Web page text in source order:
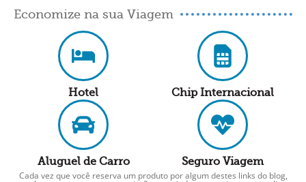
Economize na sua Viagem
Hotel Chip Internacional
Aluguel de Carro Seguro Viagem
Cada vez que você reserva um produto por algum destes links do blog,